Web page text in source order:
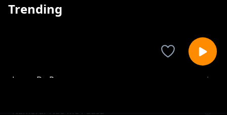
Trending
Lugar De Paz
Namorar Não Me Pausa